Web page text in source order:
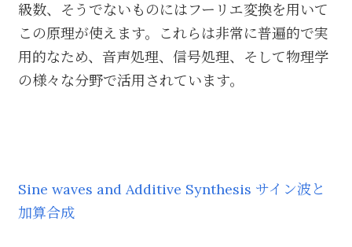
級数、そうでないものにはフーリエ変換を用いて
この原理が使えます。これらは非常に普遍的で実
用的なため、音声処理、信号処理、そして物理学
の様々な分野で活用されています。
Sine waves and Additive Synthesis サイン波と
加算合成